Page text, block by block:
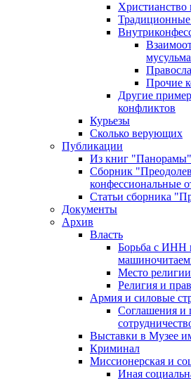
Христианство
Прочие
Другие
конфликтов
Курьезы
Сколько верующих
Публикации
Из книг "Панорамы"
Сборник
конфессиональные
Статьи сборника
Документы
Архив
Власть
Борьба с ИНН
Место
Религия и
Армия и силовые
Соглашения и
Выставки в Музее
Криминал
Миссионерская и
Иная